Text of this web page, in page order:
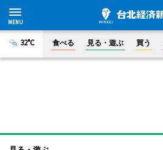
32°C 食べる 見る・遊ぶ 買う